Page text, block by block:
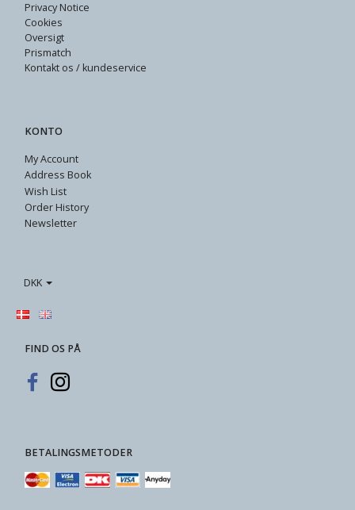
Privacy Notice
Cookies
Oversigt
Prismatch
Kontakt os / kundeservice
KONTO
My Account
Address Book
Wish List
Order History
Newsletter
DKK
FIND OS PÅ
BETALINGSMETODER